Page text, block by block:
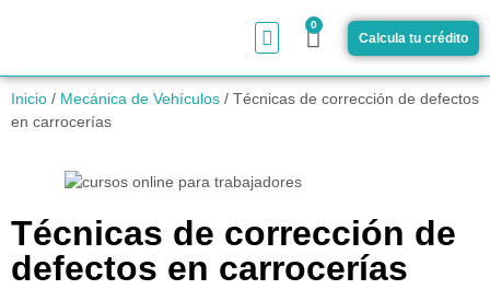
0
Calcula tu crédito
Inicio / Mecánica de Vehículos / Técnicas de corrección de defectos
en carrocerías
Técnicas de corrección de
defectos en carrocerías